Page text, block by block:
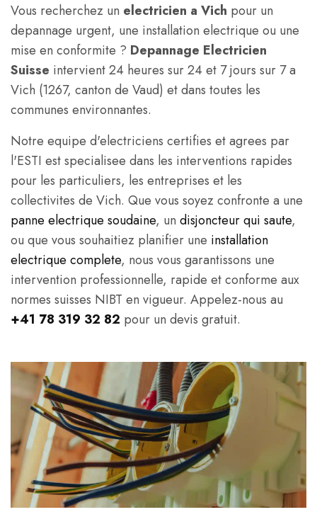
Vous recherchez un electricien a Vich pour un
depannage urgent, une installation electrique ou une
mise en conformite ? Depannage Electricien
Suisse intervient 24 heures sur 24 et 7 jours sur 7 a
Vich (1267, canton de Vaud) et dans toutes les
communes environnantes.
Notre equipe d'electriciens certifies et agrees par
l'ESTI est specialisee dans les interventions rapides
pour les particuliers, les entreprises et les
collectivites de Vich. Que vous soyez confronte a une
panne electrique soudaine, un disjoncteur qui saute,
ou que vous souhaitiez planifier une installation
electrique complete, nous vous garantissons une
intervention professionnelle, rapide et conforme aux
normes suisses NIBT en vigueur. Appelez-nous au
+41 78 319 32 82 pour un devis gratuit.